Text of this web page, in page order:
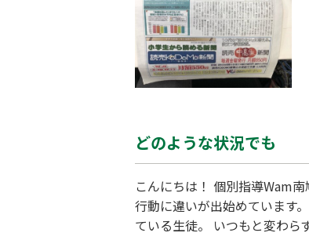
どのような状況でも
こんにちは！ 個別指導Wam
行動に違いが出始めています
ている生徒。 いつもと変わ